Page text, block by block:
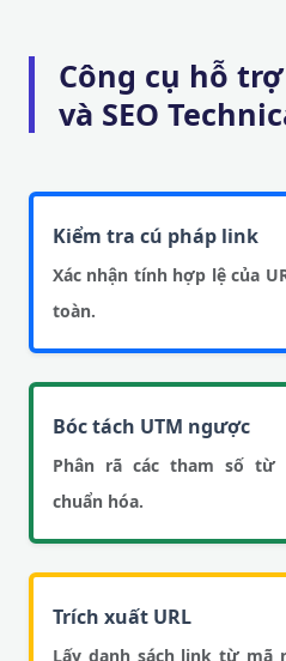
Công cụ hỗ
và SEO
Kiểm tra cú pháp link
Xác nhận tính hợp lệ của
toàn.
Bóc tách UTM ngược
Phân rã các tham số
chuẩn hóa.
Trích xuất URL
Lấy danh sách link từ mã